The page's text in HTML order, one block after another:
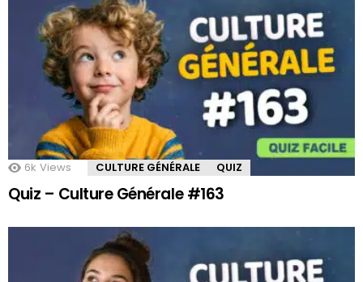
6k Views CULTURE GÉNÉRALE QUIZ
Quiz – Culture Générale #163